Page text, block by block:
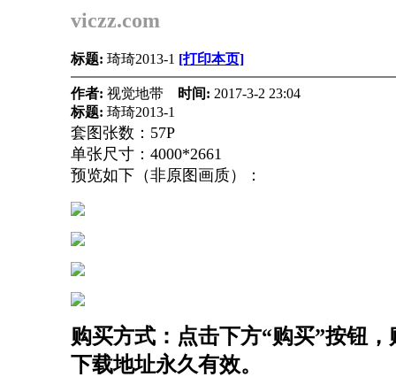
viczz.com
标题: 琦琦2013-1 [打印本页]
作者: 视觉地带 时间: 2017-3-2 23:04
标题: 琦琦2013-1
套图张数：57P
单张尺寸：4000*2661
预览如下（非原图画质）：
购买方式：点击下方“购买”按钮
下载地址永久有效。